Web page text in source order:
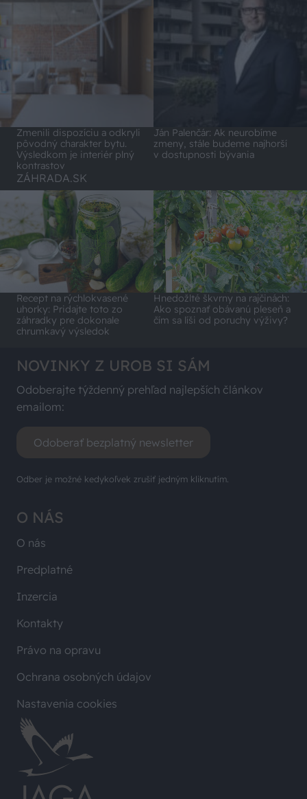
Zmenili dispozíciu a odkryli
pôvodný charakter bytu.
Výsledkom je interiér plný
kontrastov
Ján Palenčár: Ak neurobíme
zmeny, stále budeme najhorší
v dostupnosti bývania
ZÁHRADA.SK
Recept na rýchlokvasené
uhorky: Pridajte toto zo
záhradky pre dokonale
chrumkavý výsledok
Hnedožlté škvrny na rajčinách:
Ako spoznať obávanú pleseň a
čím sa líši od poruchy výživy?
O NÁS
O nás
Predplatné
Inzercia
Kontakty
Právo na opravu
Ochrana osobných údajov
Nastavenia cookies
NOVINKY Z UROB SI SÁM
Odoberajte týždenný prehľad najlepších článkov
emailom:
Odoberať bezplatný newsletter
Odber je možné kedykoľvek zrušiť jedným kliknutím.